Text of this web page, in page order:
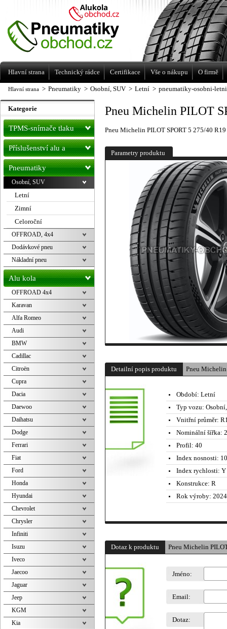
Hlavní strana > Pneumatiky > Osobní, SUV > Letní > pneumatiky-osobni-
Pneu Michelin PILOT
Pneu Michelin PILOT SPORT 5 275/40
Parametry produktu
Detailní popis produktu Pneu
Období: Letní
Typ vozu:
Vnitřní průměr:
Nominální šířka:
Profil: 40
Index nosnosti:
Index rychlosti: Y
Konstrukce: R
Rok výroby:
Dotaz k produktu Pneu Michelin
Jméno:
Email:
Dotaz:
Kategorie
TPMS-snímače tlaku
Příslušenství alu a
pneu
Pneumatiky
Osobní, SUV
Letní
Zimní
Celoroční
OFFROAD, 4x4
Dodávkové pneu
Nákladní pneu
Alu kola
OFFROAD 4x4
Karavan
Alfa Romeo
Audi
BMW
Cadillac
Citroën
Cupra
Dacia
Daewoo
Daihatsu
Dodge
Ferrari
Fiat
Ford
Honda
Hyundai
Chevrolet
Chrysler
Infiniti
Isuzu
Iveco
Jaecoo
Jaguar
Jeep
KGM
Kia
Levné pneumatiky letní, zimní, Alu kola
a litá kola Racing Line
Hlavní strana Technický rádce Certifikace Vše o nákupu O firmě